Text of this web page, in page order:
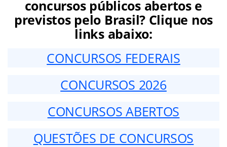
concursos públicos abertos e
previstos pelo Brasil? Clique nos
links abaixo:
CONCURSOS FEDERAIS
CONCURSOS 2026
CONCURSOS ABERTOS
QUESTÕES DE CONCURSOS